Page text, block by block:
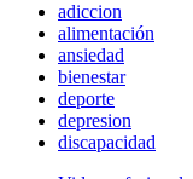
adiccion
alimentación
ansiedad
bienestar
deporte
depresion
discapacidad